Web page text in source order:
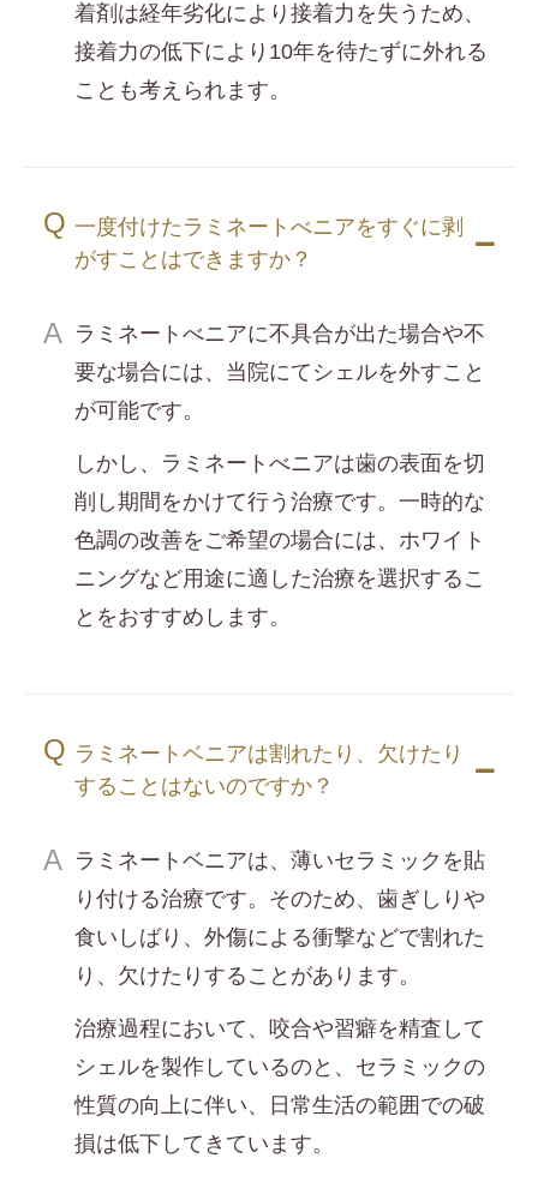
着剤は経年劣化により接着力を失うため、
接着力の低下により10年を待たずに外れる
ことも考えられます。
一度付けたラミネートべニアをすぐに剥
がすことはできますか？
ラミネートべニアに不具合が出た場合や不
要な場合には、当院にてシェルを外すこと
が可能です。
しかし、ラミネートべニアは歯の表面を切
削し期間をかけて行う治療です。一時的な
色調の改善をご希望の場合には、ホワイト
ニングなど用途に適した治療を選択するこ
とをおすすめします。
ラミネートベニアは割れたり、欠けたり
することはないのですか？
ラミネートベニアは、薄いセラミックを貼
り付ける治療です。そのため、歯ぎしりや
食いしばり、外傷による衝撃などで割れた
り、欠けたりすることがあります。
治療過程において、咬合や習癖を精査して
シェルを製作しているのと、セラミックの
性質の向上に伴い、日常生活の範囲での破
損は低下してきています。